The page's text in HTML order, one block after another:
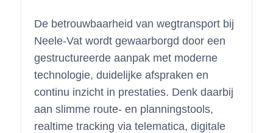
De betrouwbaarheid van wegtransport bij
Neele-Vat wordt gewaarborgd door een
gestructureerde aanpak met moderne
technologie, duidelijke afspraken en
continu inzicht in prestaties. Denk daarbij
aan slimme route- en planningstools,
realtime tracking via telematica, digitale